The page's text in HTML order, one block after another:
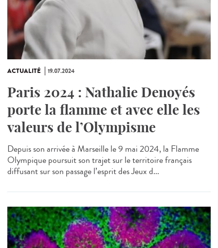
ACTUALITÉ 19.07.2024
Paris 2024 : Nathalie Denoyés
porte la flamme et avec elle les
valeurs de l’Olympisme
Depuis son arrivée à Marseille le 9 mai 2024, la Flamme
Olympique poursuit son trajet sur le territoire français
diffusant sur son passage l’esprit des Jeux d...